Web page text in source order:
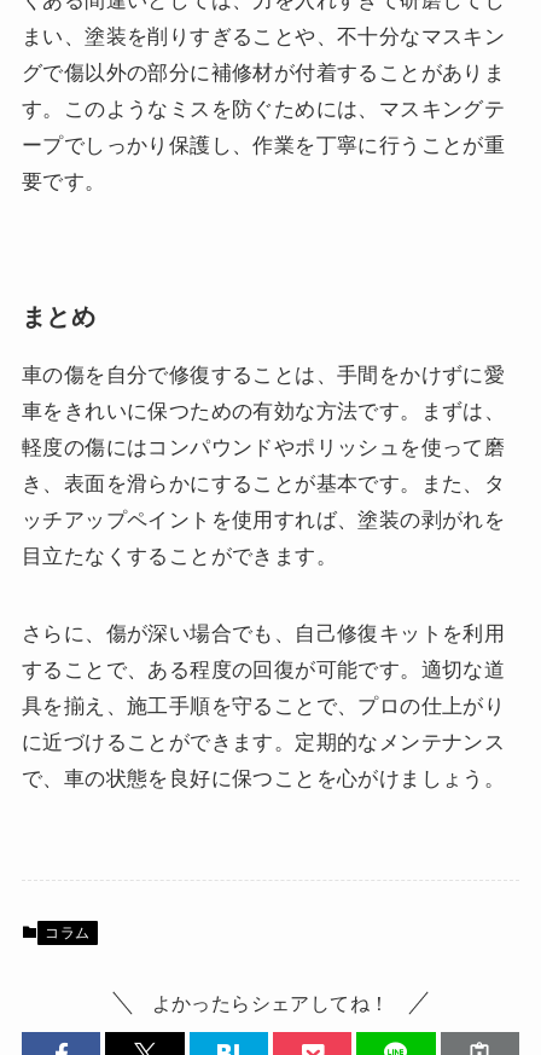
まい、塗装を削りすぎることや、不十分なマスキン
グで傷以外の部分に補修材が付着することがありま
す。このようなミスを防ぐためには、マスキングテ
ープでしっかり保護し、作業を丁寧に行うことが重
要です。
まとめ
車の傷を自分で修復することは、手間をかけずに愛
車をきれいに保つための有効な方法です。まずは、
軽度の傷にはコンパウンドやポリッシュを使って磨
き、表面を滑らかにすることが基本です。また、タ
ッチアップペイントを使用すれば、塗装の剥がれを
目立たなくすることができます。
さらに、傷が深い場合でも、自己修復キットを利用
することで、ある程度の回復が可能です。適切な道
具を揃え、施工手順を守ることで、プロの仕上がり
に近づけることができます。定期的なメンテナンス
で、車の状態を良好に保つことを心がけましょう。
コラム
よかったらシェアしてね！